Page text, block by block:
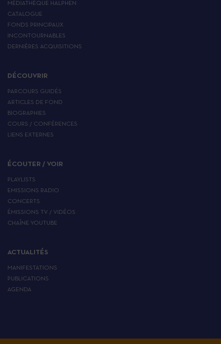
MÉDIATHÈQUE HALPHEN
CATALOGUE
FONDS PRINCIPAUX
INCONTOURNABLES
DERNIÈRES ACQUISITIONS
DÉCOUVRIR
PARCOURS GUIDÉS
ARTICLES DE FOND
BIOGRAPHIES
COURS / CONFÉRENCES
LIENS EXTERNES
ÉCOUTER / VOIR
PLAYLISTS
EMISSIONS RADIO
CONCERTS
ÉMISSIONS TV / VIDÉOS
CHAÎNE YOUTUBE
ACTUALITÉS
MANIFESTATIONS
PUBLICATIONS
AGENDA